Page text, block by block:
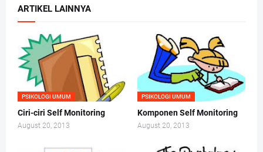
ARTIKEL LAINNYA
PSIKOLOGI UMUM
Ciri-ciri Self Monitoring
August 20, 2013
PSIKOLOGI UMUM
Komponen Self Monitoring
August 20, 2013